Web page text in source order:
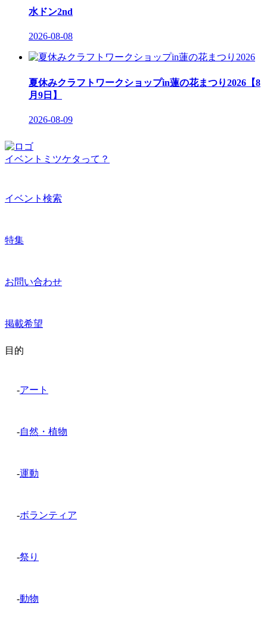
水ドン2nd
2026-08-08
夏休みクラフトワークショップin蓮の花まつり2026【8
月9日】
2026-08-09
イベントミツケタって？
イベント検索
特集
お問い合わせ
掲載希望
目的
-アート
-自然・植物
-運動
-ボランティア
-祭り
-動物